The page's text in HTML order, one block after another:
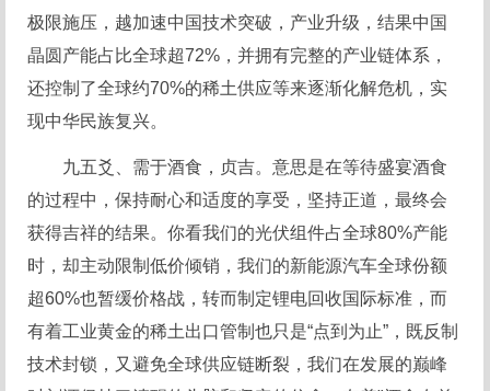
极限施压，越加速中国技术突破，产业升级，结果中国
晶圆产能占比全球超72%，并拥有完整的产业链体系，
还控制了全球约70%的稀土供应等来逐渐化解危机，实
现中华民族复兴。
九五爻、需于酒食，贞吉。意思是在等待盛宴酒食
的过程中，保持耐心和适度的享受，坚持正道，最终会
获得吉祥的结果。你看我们的光伏组件占全球80%产能
时，却主动限制低价倾销，我们的新能源汽车全球份额
超60%也暂缓价格战，转而制定锂电回收国际标准，而
有着工业黄金的稀土出口管制也只是“点到为止”，既反制
技术封锁，又避免全球供应链断裂，我们在发展的巅峰